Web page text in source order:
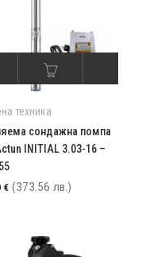
техника
сондажна помпа
INITIAL 3.03-16 –
€ (373.56 лв.)